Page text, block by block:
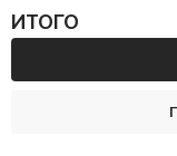
ИТОГО